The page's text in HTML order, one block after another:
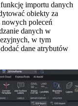
importu danych
obiekty za
poleceń
danych w
w tym
dane atrybutów